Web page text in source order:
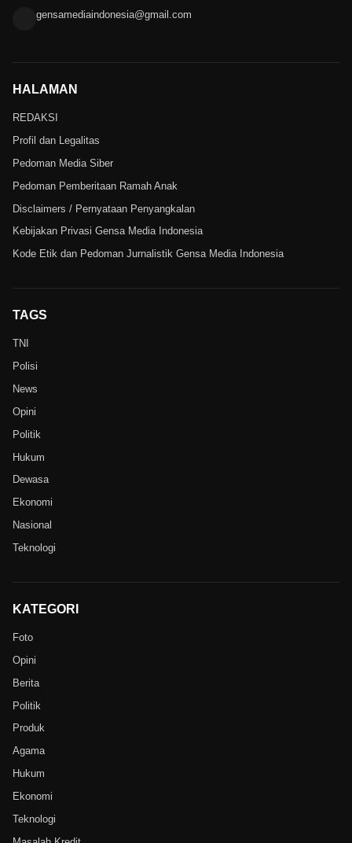
gensamediaindonesia@gmail.com
HALAMAN
REDAKSI
Profil dan Legalitas
Pedoman Media Siber
Pedoman Pemberitaan Ramah Anak
Disclaimers / Pernyataan Penyangkalan
Kebijakan Privasi Gensa Media Indonesia
Kode Etik dan Pedoman Jurnalistik Gensa Media Indonesia
TAGS
TNI
Polisi
News
Opini
Politik
Hukum
Dewasa
Ekonomi
Nasional
Teknologi
KATEGORI
Foto
Opini
Berita
Politik
Produk
Agama
Hukum
Ekonomi
Teknologi